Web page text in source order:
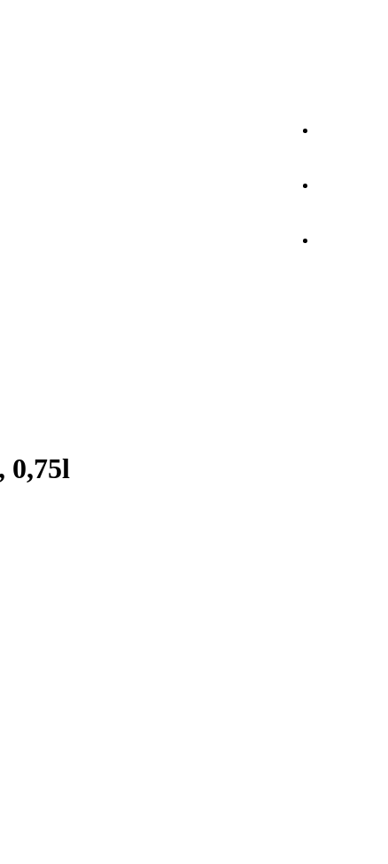
0,75l